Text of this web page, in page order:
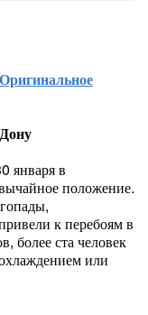
Оригинальное
января в
положение.
к перебоям в
более ста человек
или